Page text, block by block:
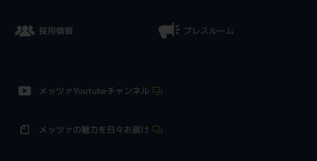
採用情報 プレスルーム
メッツァYoutubeチャンネル
メッツァの魅力を日々お届け